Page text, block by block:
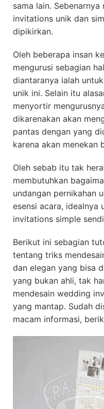
sama lain.
invitations unik dan
dipikirkan.
Oleh beberapa insan
mengurusi sebagian
diantaranya ialah
unik ini. Selain itu
menyortir
dikarenakan akan
pantas dengan yang
karena akan menekan
Oleh sebab itu tak
membutuhkan
undangan pernikahan
esensi acara, idealnya
invitations simple
Berikut ini sebagian
tentang triks
dan elegan yang bisa
yang bukan ahli, tak
mendesain wedding
yang mantap. Sudah
macam informasi,